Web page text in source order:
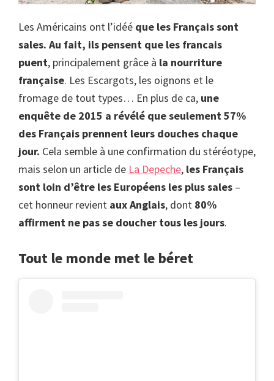
Les Américains ont l’idéé que les Français sont
sales. Au fait, ils pensent que les francais
puent, principalement grâce à la nourriture
française. Les Escargots, les oignons et le
fromage de tout types… En plus de ca, une
enquête de 2015 a révélé que seulement 57%
des Français prennent leurs douches chaque
jour. Cela semble à une confirmation du stéréotype,
mais selon un article de La Depeche, les Français
sont loin d’être les Européens les plus sales –
cet honneur revient aux Anglais, dont 80%
affirment ne pas se doucher tous les jours.
Tout le monde met le béret